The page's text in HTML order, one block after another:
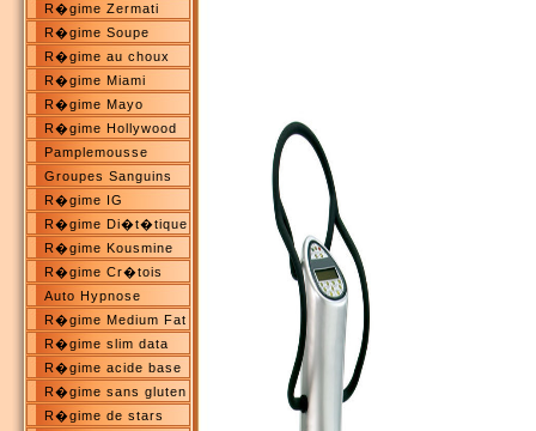
R�gime Zermati
R�gime Soupe
R�gime au choux
R�gime Miami
R�gime Mayo
R�gime Hollywood
Pamplemousse
Groupes Sanguins
R�gime IG
R�gime Di�t�tique
R�gime Kousmine
R�gime Cr�tois
Auto Hypnose
R�gime Medium Fat
R�gime slim data
R�gime acide base
R�gime sans gluten
R�gime de stars